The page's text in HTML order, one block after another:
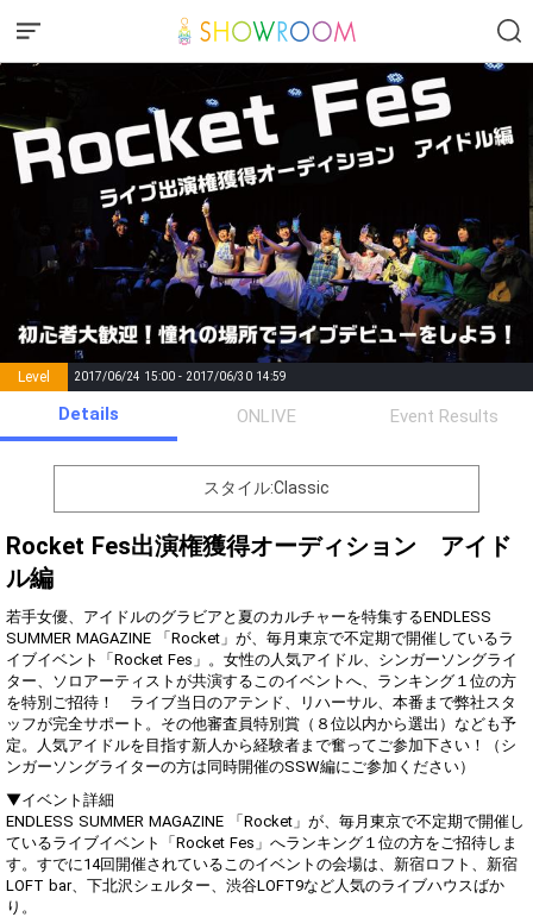
Level 2017/06/24 15:00 - 2017/06/30 14:59
Points List of Goal
number of
positions
Rema
Event Begins!
10000
【テーマ】１位になったらど
んなライブがやりたいか語っ
てみよう！
3
4 30000
【テーマ】いつもと違う髪型
で配信してみよう！
5 50000
【テーマ】一番好きな歌をワ
ンフレーズ歌ってみよう！
6 70000
【テーマ】パジャマで配信し
てみよう！
7
8 200000
SHOWROOM公式Twitter告知
権獲得
5 / 5
9 300000
ライブで着る衣装をお披露目
Details ONLIVE Event Results
スタイル:Classic
Rocket Fes出演権獲得オーディション アイド
ル編
若手女優、アイドルのグラビアと夏のカルチャーを特集するENDLESS
SUMMER MAGAZINE 「Rocket」が、毎月東京で不定期で開催しているラ
イブイベント「Rocket Fes」。女性の人気アイドル、シンガーソングライ
ター、ソロアーティストが共演するこのイベントへ、ランキング１位の方
を特別ご招待！ ライブ当日のアテンド、リハーサル、本番まで弊社スタ
ッフが完全サポート。その他審査員特別賞（８位以内から選出）なども予
定。人気アイドルを目指す新人から経験者まで奮ってご参加下さい！（シ
ンガーソングライターの方は同時開催のSSW編にご参加ください）
▼イベント詳細
ENDLESS SUMMER MAGAZINE 「Rocket」が、毎月東京で不定期で開催し
ているライブイベント「Rocket Fes」へランキング１位の方をご招待しま
す。すでに14回開催されているこのイベントの会場は、新宿ロフト、新宿
LOFT bar、下北沢シェルター、渋谷LOFT9など人気のライブハウスばか
り。